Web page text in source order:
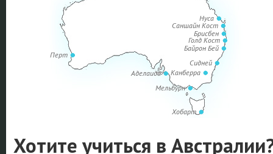
Сидней
Аделаида
Байрон Бей
Брисбен
Голд Кост
Канберра
Мельбурн
Перт
Саншайн Кост
Хобарт
Нуса
Хотите учиться в